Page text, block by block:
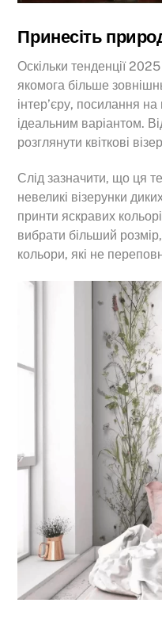
Принесіть
Оскільки тенденції
якомога більше
інтер’єру, посилання
ідеальним варіантом.
розглянути квіткові
Слід зазначити, що ця
невеликі візерунки
принти яскравих
вибрати більший
кольори, які не